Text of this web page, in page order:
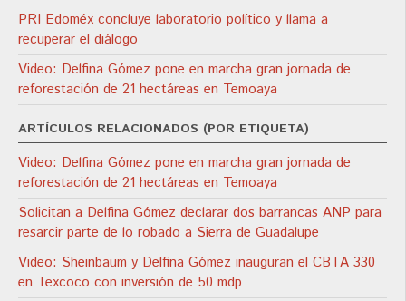
PRI Edoméx concluye laboratorio político y llama a
recuperar el diálogo
Video: Delfina Gómez pone en marcha gran jornada de
reforestación de 21 hectáreas en Temoaya
ARTÍCULOS RELACIONADOS (POR ETIQUETA)
Video: Delfina Gómez pone en marcha gran jornada de
reforestación de 21 hectáreas en Temoaya
Solicitan a Delfina Gómez declarar dos barrancas ANP para
resarcir parte de lo robado a Sierra de Guadalupe
Video: Sheinbaum y Delfina Gómez inauguran el CBTA 330
en Texcoco con inversión de 50 mdp